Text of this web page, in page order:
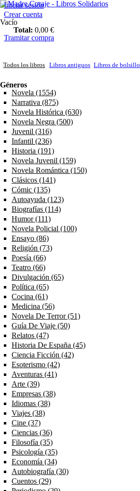
Pasar al contenido principal
Iniciar sesión
Crear cuenta
Vacío
Total: 0,00 €
Tramitar compra
Madre Coraje - Libros Solidarios
Todos los libros Libros antiguos Libros de bolsillo
Géneros
Novela (1554)
Narrativa (875)
Novela Histórica (630)
Novela Negra (500)
Juvenil (316)
Infantil (236)
Historia (191)
Novela Juvenil (159)
Novela Romántica (150)
Clásicos (141)
Cómic (135)
Autoayuda (123)
Biografías (114)
Humor (111)
Novela Policial (100)
Ensayo (86)
Religión (73)
Poesía (66)
Teatro (66)
Divulgación (65)
Política (65)
Cocina (61)
Medicina (56)
Novela De Terror (51)
Guía De Viaje (50)
Relatos (47)
Historia De España (45)
Ciencia Ficción (42)
Esoterismo (42)
Aventuras (41)
Arte (39)
Empresas (38)
Idiomas (38)
Viajes (38)
Cine (37)
Ciencias (36)
Filosofía (35)
Psicología (35)
Economía (34)
Autobiografía (30)
Cuentos (29)